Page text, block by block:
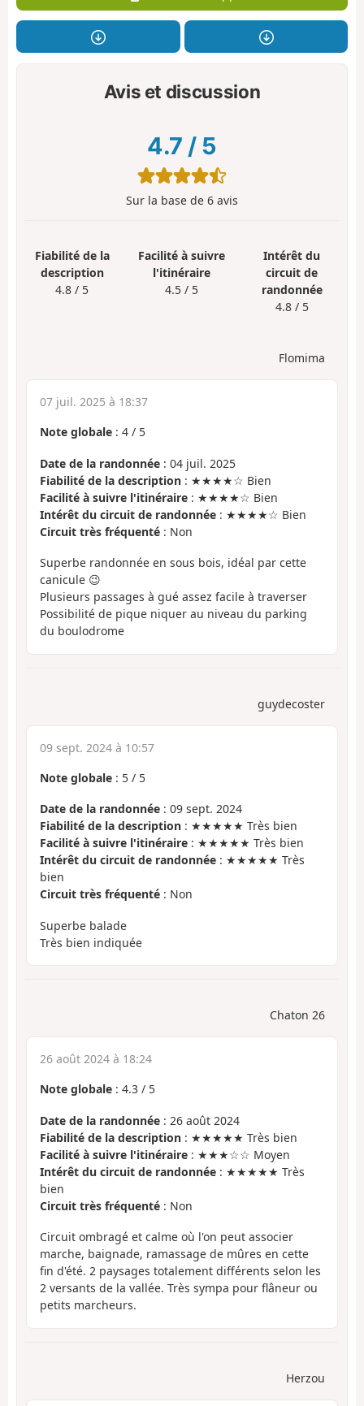
Avis et discussion
4.7 / 5
Sur la base de 6 avis
Fiabilité de la
description
4.8 / 5
Facilité à suivre
l'itinéraire
4.5 / 5
Intérêt du
circuit de
randonnée
4.8 / 5
Flomima
07 juil. 2025 à 18:37
Note globale : 4 / 5
Date de la randonnée : 04 juil. 2025
Fiabilité de la description : ★★★★☆ Bien
Facilité à suivre l'itinéraire : ★★★★☆ Bien
Intérêt du circuit de randonnée : ★★★★☆ Bien
Circuit très fréquenté : Non
Superbe randonnée en sous bois, idéal par cette
canicule 😉
Plusieurs passages à gué assez facile à traverser
Possibilité de pique niquer au niveau du parking
du boulodrome
guydecoster
09 sept. 2024 à 10:57
Note globale : 5 / 5
Date de la randonnée : 09 sept. 2024
Fiabilité de la description : ★★★★★ Très bien
Facilité à suivre l'itinéraire : ★★★★★ Très bien
Intérêt du circuit de randonnée : ★★★★★ Très
bien
Circuit très fréquenté : Non
Superbe balade
Très bien indiquée
Chaton 26
26 août 2024 à 18:24
Note globale : 4.3 / 5
Date de la randonnée : 26 août 2024
Fiabilité de la description : ★★★★★ Très bien
Facilité à suivre l'itinéraire : ★★★☆☆ Moyen
Intérêt du circuit de randonnée : ★★★★★ Très
bien
Circuit très fréquenté : Non
Circuit ombragé et calme où l'on peut associer
marche, baignade, ramassage de mûres en cette
fin d'été. 2 paysages totalement différents selon les
2 versants de la vallée. Très sympa pour flâneur ou
petits marcheurs.
Herzou